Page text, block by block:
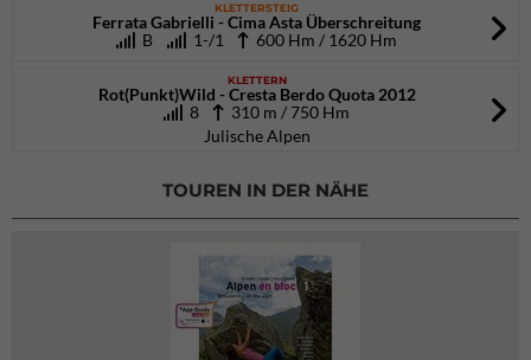
KLETTERSTEIG
Ferrata Gabrielli - Cima Asta Überschreitung
B
1-/1 600 Hm / 1620 Hm
KLETTERN
Rot(Punkt)Wild - Cresta Berdo Quota 2012
8
310 m / 750 Hm
Julische Alpen
TOUREN IN DER NÄHE